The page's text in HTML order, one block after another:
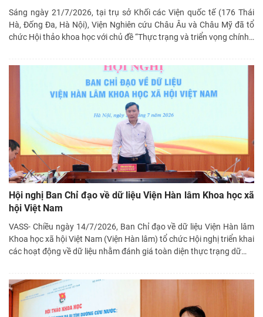
Sáng ngày 21/7/2026, tại trụ sở Khối các Viện quốc tế (176 Thái
Hà, Đống Đa, Hà Nội), Viện Nghiên cứu Châu Âu và Châu Mỹ đã tổ
chức Hội thảo khoa học với chủ đề “Thực trạng và triển vọng chính…
Hội nghị Ban Chỉ đạo về dữ liệu Viện Hàn lâm Khoa học xã
hội Việt Nam
VASS- Chiều ngày 14/7/2026, Ban Chỉ đạo về dữ liệu Viện Hàn lâm
Khoa học xã hội Việt Nam (Viện Hàn lâm) tổ chức Hội nghị triển khai
các hoạt động về dữ liệu nhằm đánh giá toàn diện thực trạng dữ…